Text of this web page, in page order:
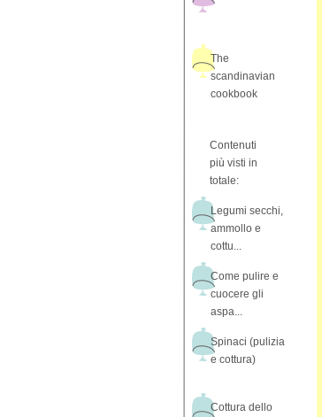
The
scandinavian
cookbook
Contenuti
più visti in
totale:
Legumi secchi,
ammollo e
cottu...
Come pulire e
cuocere gli
aspa...
Spinaci (pulizia
e cottura)
Cottura dello